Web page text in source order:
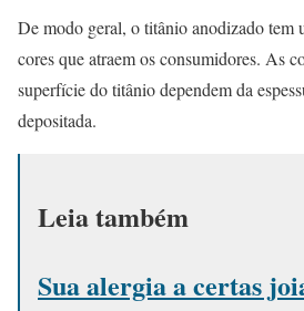
De modo geral, o titânio anodizado tem
cores que atraem os consumidores. As
superfície do titânio dependem da
depositada.
Leia também
Sua alergia a certas